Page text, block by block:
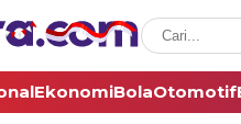
EkonomiBolaOtomotif